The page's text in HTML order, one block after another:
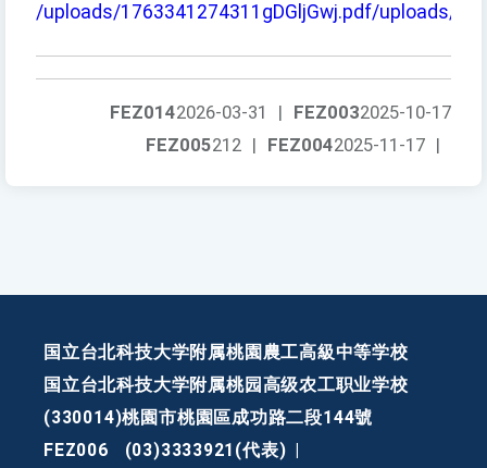
/uploads/1763341274311gDGljGwj.pdf/uploads/
FEZ0032025-10-17
FEZ0142026-03-31
|
FEZ0042025-11-17 |
FEZ005212 |
国立台北科技大学附属桃園農工高級中等学校
国立台北科技大学附属桃园高级农工职业学校
(330014)桃園市桃園區成功路二段144號
FEZ006
(03)3333921(代表)